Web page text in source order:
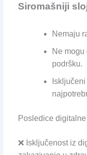
Siromašniji
Nemaju
Ne
podršku.
Isključeni
Posledice
❌ Isključenost iz